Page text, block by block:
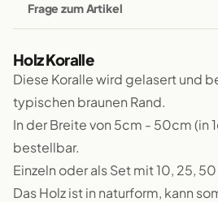
Frage zum Artikel
Holz Koralle
Diese Koralle wird gelasert und
typischen braunen Rand.
In der Breite von 5cm - 50cm (in
bestellbar.
Einzeln oder als Set mit 10, 25,
Das Holz ist in naturform, kann